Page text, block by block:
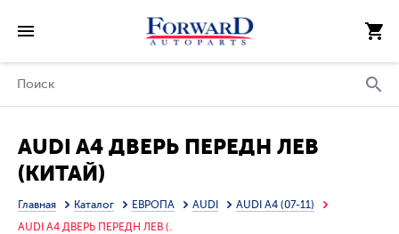
AUDI A4 ДВЕРЬ ПЕРЕДН ЛЕВ
(КИТАЙ)
Главная Каталог ЕВРОПА AUDI
AUDI A4 (07-11)
AUDI A4 ДВЕРЬ ПЕРЕДН ЛЕВ (.